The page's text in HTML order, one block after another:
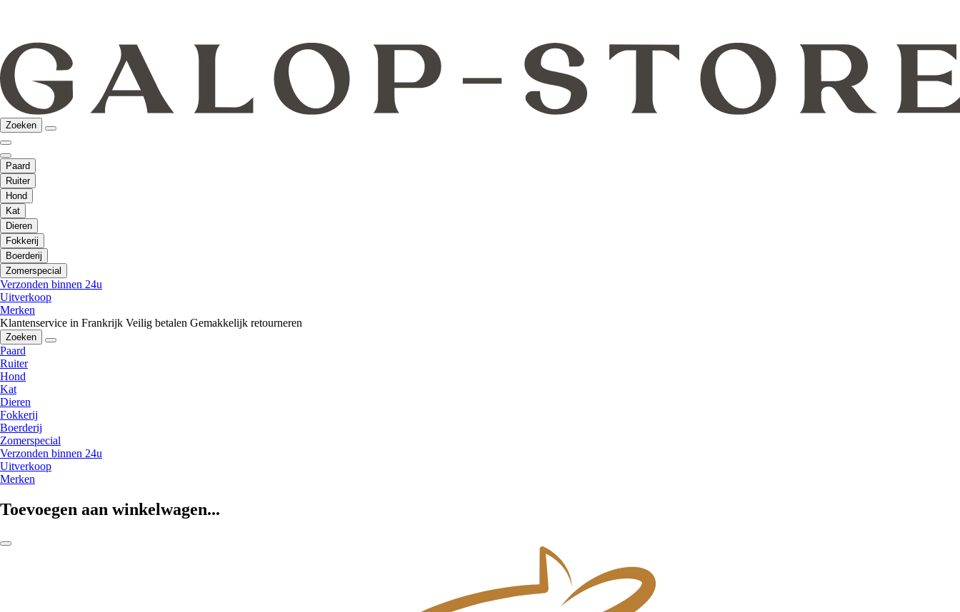
Zoeken
Paard
Ruiter
Hond
Kat
Dieren
Fokkerij
Boerderij
Zomerspecial
Verzonden binnen 24u
Uitverkoop
Merken
Klantenservice in Frankrijk Veilig betalen Gemakkelijk retourneren
Zoeken
Paard
Ruiter
Hond
Kat
Dieren
Fokkerij
Boerderij
Zomerspecial
Verzonden binnen 24u
Uitverkoop
Merken
Toevoegen aan winkelwagen...